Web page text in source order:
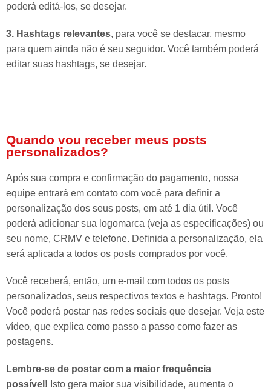
poderá editá-los, se desejar.
3. Hashtags relevantes, para você se destacar, mesmo
para quem ainda não é seu seguidor. Você também poderá
editar suas hashtags, se desejar.
Quando vou receber meus posts
personalizados?
Após sua compra e confirmação do pagamento, nossa
equipe entrará em contato com você para definir a
personalização dos seus posts, em até 1 dia útil. Você
poderá adicionar sua logomarca (veja as especificações) ou
seu nome, CRMV e telefone. Definida a personalização, ela
será aplicada a todos os posts comprados por você.
Você receberá, então, um e-mail com todos os posts
personalizados, seus respectivos textos e hashtags. Pronto!
Você poderá postar nas redes sociais que desejar. Veja este
vídeo, que explica como passo a passo como fazer as
postagens.
Lembre-se de postar com a maior frequência
possível! Isto gera maior sua visibilidade, aumenta o